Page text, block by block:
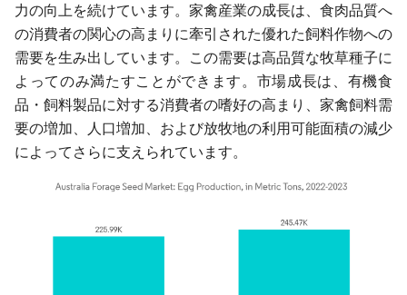
力の向上を続けています。家禽産業の成長は、食肉品質へ
の消費者の関心の高まりに牽引された優れた飼料作物への
需要を生み出しています。この需要は高品質な牧草種子に
よってのみ満たすことができます。市場成長は、有機食
品・飼料製品に対する消費者の嗜好の高まり、家禽飼料需
要の増加、人口増加、および放牧地の利用可能面積の減少
によってさらに支えられています。